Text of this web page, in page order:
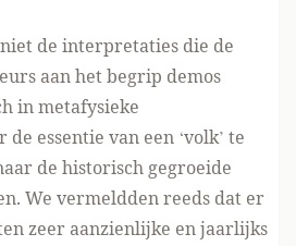
de interpretaties die de
aan het begrip demos
in metafysieke
essentie van een ‘volk’ te
de historisch gegroeide
We vermeldden reeds dat er
zeer aanzienlijke en jaarlijks